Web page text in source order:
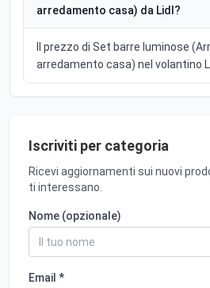
arredamento casa) da Lidl?
Il prezzo di Set barre luminose
arredamento casa) nel volantino
Iscriviti per categoria
Ricevi aggiornamenti sui nuovi
ti interessano.
Nome (opzionale)
Email *